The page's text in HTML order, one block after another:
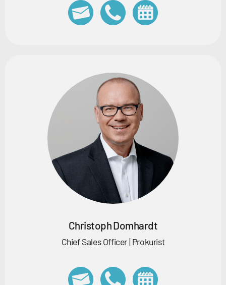
Christoph Domhardt
Chief Sales Officer | Prokurist